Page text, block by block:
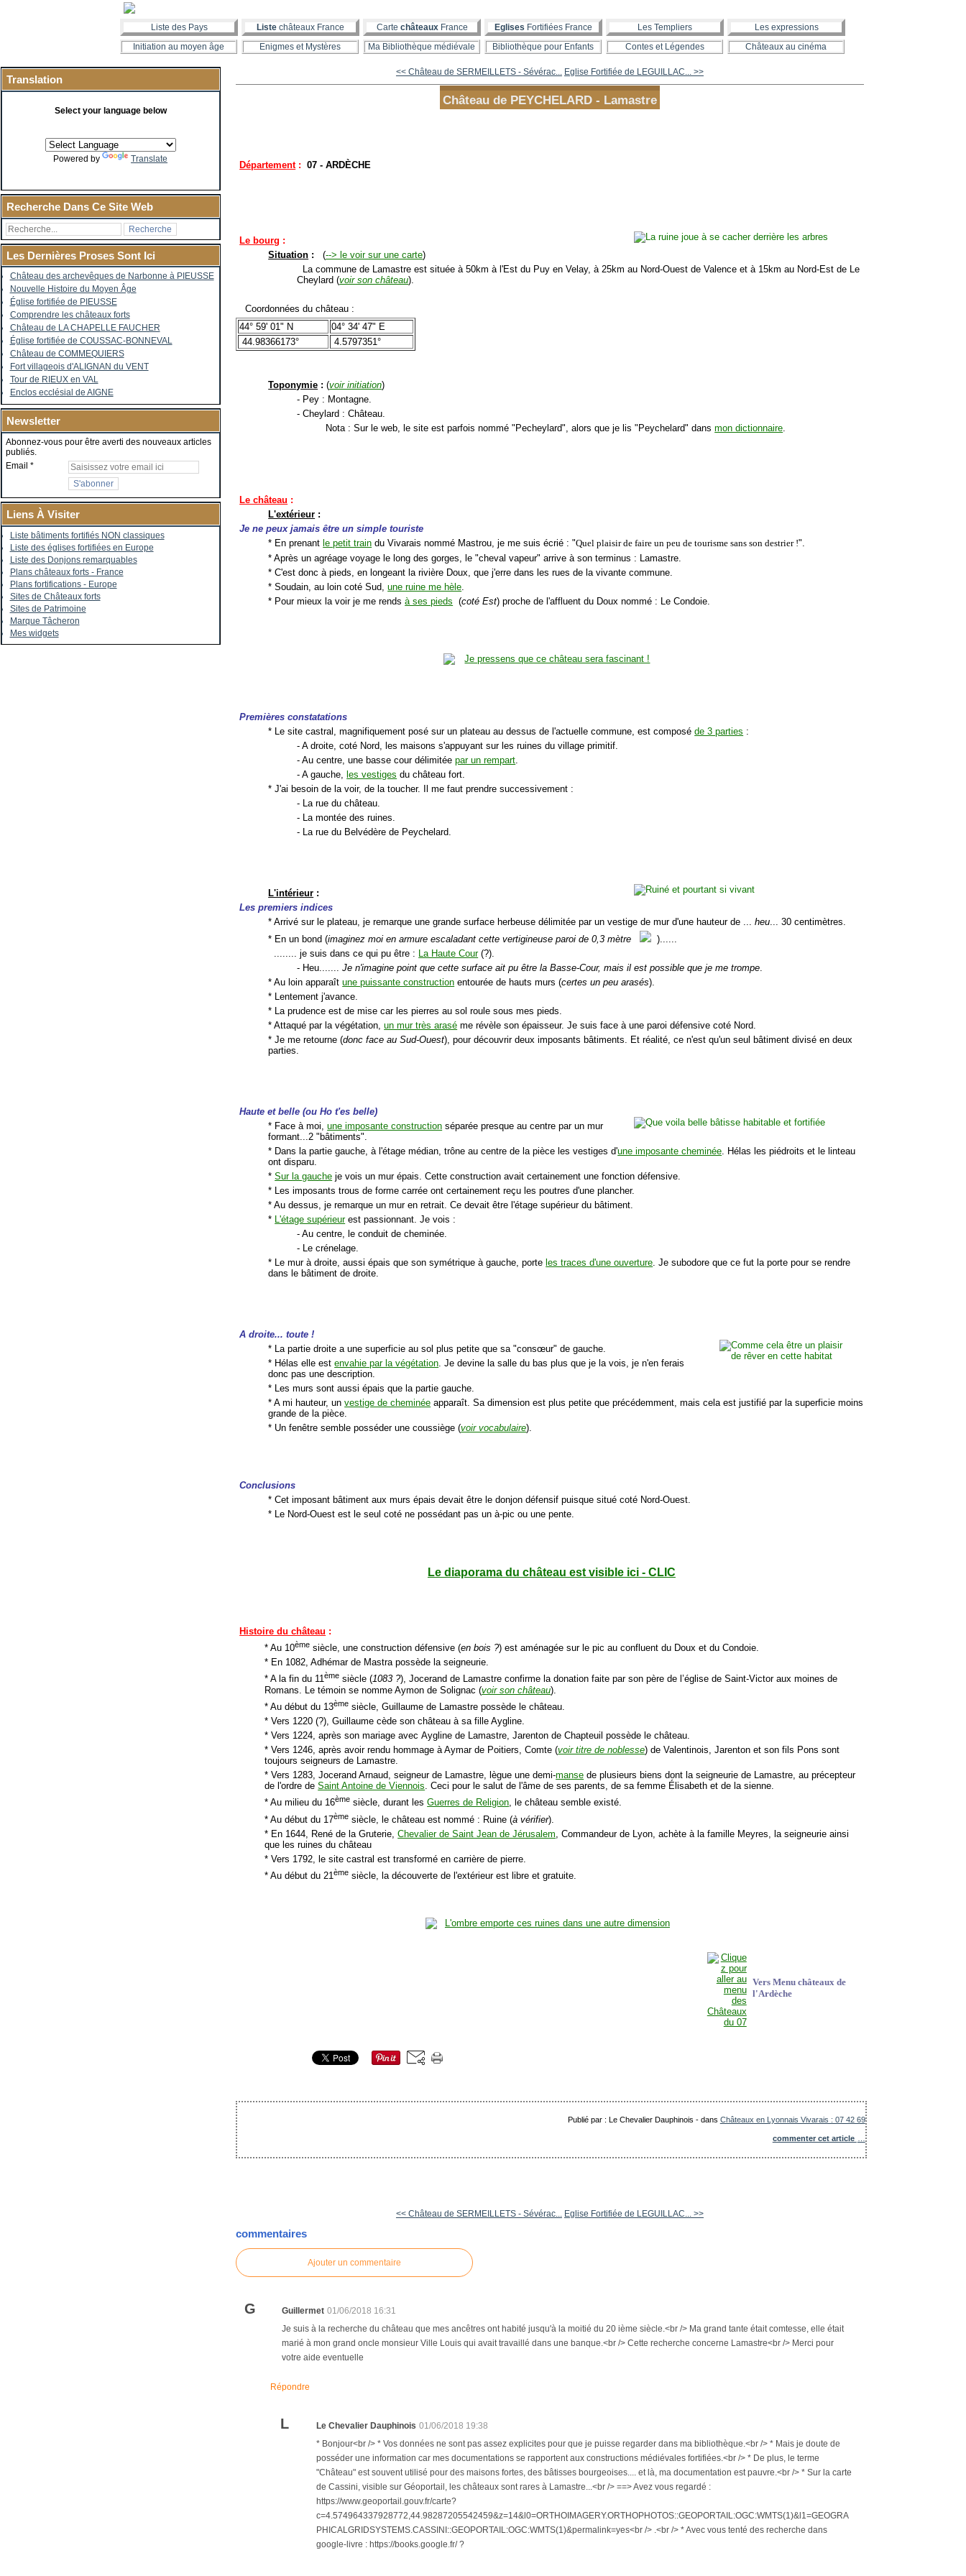
Liste des Pays Liste châteaux France Carte châteauxFrance Eglises Fortifiées France Les Templiers
Les expressions
Initiation au moyen âge
Enigmes et Mystères Ma Bibliothèque médiévale Bibliothèque pour Enfants Contes et Légendes Châteaux au cinéma
Translation
Select your language below
Powered by Translate
Recherche Dans Ce Site Web
Les Dernières Proses Sont Ici
Château des archevêques de Narbonne à PIEUSSE
Nouvelle Histoire du Moyen Âge
Église fortifiée de PIEUSSE
Comprendre les châteaux forts
Château de LA CHAPELLE FAUCHER
Église fortifiée de COUSSAC-BONNEVAL
Château de COMMEQUIERS
Fort villageois d'ALIGNAN du VENT
Tour de RIEUX en VAL
Enclos ecclésial de AIGNE
Newsletter
Abonnez-vous pour être averti des nouveaux articles
publiés.
Email
Liens À Visiter
Liste bâtiments fortifiés NON classiques
Liste des églises fortifiées en Europe
Liste des Donjons remarquables
Plans châteaux forts - France
Plans fortifications - Europe
Sites de Châteaux forts
Sites de Patrimoine
Marque Tâcheron
Mes widgets
<< Château de SERMEILLETS - Sévérac... Eglise Fortifiée de LEGUILLAC... >>
Château de PEYCHELARD - Lamastre
Département: 07 - ARDÈCHE
Le bourg :
Situation : (--> le voir sur une carte)
La commune de Lamastre est située à 50km à l'Est du Puy en Velay, à 25km au Nord-Ouest de Valence et à 15km au Nord-Est de Le
Cheylard (voir son château).
Coordonnées du château :
44° 59' 01" N
04° 34' 47" E
44.98366173°
4.5797351°
Toponymie : (voir initiation)
- Pey : Montagne.
- Cheylard : Château.
Nota : Sur le web, le site est parfois nommé "Pecheylard", alors que je lis "Peychelard" dansmon dictionnaire
Le château :
L'extérieur :
Je ne peux jamais être un simple touriste
* En prenant le petit train du Vivarais nommé Mastrou, je me suis écrié : "Quel plaisir de faire un peu de tourisme sans son destrier !".
* Après un agréage voyage le long des gorges, le "cheval vapeur" arrive à son terminus : Lamastre.
* C'est donc à pieds, en longeant la rivière Doux, que j'erre dans les rues de la vivante commune.
* Soudain, au loin coté Sud,une ruine me hèle
* Pour mieux la voir je me rendsà ses pieds (coté Est) proche de l'affluent du Doux nommé : Le Condoie.
Premières constatations
* Le site castral, magnifiquement posé sur un plateau au dessus de l'actuelle commune, est composéde 3 parties :
- A droite, coté Nord, les maisons s'appuyant sur les ruines du village primitif.
- Au centre, une basse cour délimitéepar un rempart
- A gauche,
les vestiges du château fort.
* J'ai besoin de la voir, de la toucher. Il me faut prendre successivement :
- La rue du château.
- La montée des ruines.
- La rue du Belvédère de Peychelard.
L'intérieur :
Les premiers indices
* Arrivé sur le plateau, je remarque une grande surface herbeuse délimitée par un vestige de mur d'une hauteur de ...heu ... 30 centimètres.
* En un bond (imaginez moi en armure escaladant cette vertigineuse paroi de 0,3 mètre
)......
........ je suis dans ce qui pu être :
La Haute Cour(?).
- Heu.......Je n'imagine point que cette surface ait pu être la Basse-Cour, mais il est possible que je me trompe
* Au loin apparaîtune puissante construction entourée de hauts murs (certes un peu arasés).
* Lentement j'avance.
* La prudence est de mise car les pierres au sol roule sous mes pieds.
* Attaqué par la végétation,un mur très arasé me révèle son épaisseur. Je suis face à une paroi défensive coté Nord.
* Je me retourne (donc face au Sud-Ouest), pour découvrir deux imposants bâtiments. Et réalité, ce n'est qu'un seul bâtiment divisé en deux
parties.
Haute et belle (ou Ho t'es belle)
* Face à moi,une imposante construction séparée presque au centre par un mur
formant...2 "bâtiments".
* Dans la partie gauche, à l'étage médian, trône au centre de la pièce les vestiges d'une imposante cheminée . Hélas les piédroits et le linteau
ont disparu.
*Sur la gauche je vois un mur épais. Cette construction avait certainement une fonction défensive.
* Les imposants trous de forme carrée ont certainement reçu les poutres d'une plancher.
* Au dessus, je remarque un mur en retrait. Ce devait être l'étage supérieur du bâtiment.
*
L'étage supérieurest passionnant. Je vois :
- Au centre, le conduit de cheminée.
- Le crénelage.
* Le mur à droite, aussi épais que son symétrique à gauche, porte les traces d'une ouverture . Je subodore que ce fut la porte pour se rendre
dans le bâtiment de droite.
A droite... toute !
* La partie droite a une superficie au sol plus petite que sa "consœur" de gauche.
* Hélas elle estenvahie par la végétation . Je devine la salle du bas plus que je la vois, je n'en ferais
donc pas une description.
* Les murs sont aussi épais que la partie gauche.
* A mi hauteur, unvestige de cheminée apparaît. Sa dimension est plus petite que précédemment, mais cela est justifié par la superficie moins
grande de la pièce.
* Un fenêtre semble posséder une coussiège (voir vocabulaire).
Conclusions
* Cet imposant bâtiment aux murs épais devait être le donjon défensif puisque situé coté Nord-Ouest.
* Le Nord-Ouest est le seul coté ne possédant pas un à-pic ou une pente.
Le diaporama du château est visible ici - CLIC
Histoire du château :
* Au 10ème siècle, une construction défensive (en bois ?) est aménagée sur le pic au confluent du Doux et du Condoie.
* En 1082, Adhémar de Mastra possède la seigneurie.
* A la fin du 11ème siècle (1083 ?), Jocerand de Lamastre confirme la donation faite par son père de l’église de Saint-Victor aux moines de
Romans. Le témoin se nomme Aymon de Solignac (voir son château).
* Au début du 13ème siècle, Guillaume de Lamastre possède le château.
* Vers 1220 (?), Guillaume cède son château à sa fille Aygline.
* Vers 1224, après son mariage avec Aygline de Lamastre, Jarenton de Chapteuil possède le château.
* Vers 1246, après avoir rendu hommage à Aymar de Poitiers, Comte (voir titre de noblesse) de Valentinois, Jarenton et son fils Pons sont
toujours seigneurs de Lamastre.
* Vers 1283, Jocerand Arnaud, seigneur de Lamastre, lègue une demi-manse de plusieurs biens dont la seigneurie de Lamastre, au précepteur
de l'ordre deSaint Antoine de Viennois. Ceci pour le salut de l'âme de ses parents, de sa femme Élisabeth et de la sienne.
* Au milieu du 16ème siècle, durant lesGuerres de Religion, le château semble existé.
* Au début du 17ème siècle, le château est nommé : Ruine (à vérifier).
* En 1644, René de la Gruterie,Chevalier de Saint Jean de Jérusalem, Commandeur de Lyon, achète à la famille Meyres, la seigneurie ainsi
que les ruines du château
* Vers 1792, le site castral est transformé en carrière de pierre.
* Au début du 21ème siècle, la découverte de l'extérieur est libre et gratuite.
Vers Menu châteaux de
l'Ardèche
Publié par : Le Chevalier Dauphinois -dans Châteaux en Lyonnais Vivarais : 07 42 69
commenter cet article
<< Château de SERMEILLETS - Sévérac... Eglise Fortifiée de LEGUILLAC... >>
commentaires
Ajouter un commentaire
G Guillermet 01/06/2018 16:31
Je suis à la recherche du château que mes ancêtres ont habité jusqu'à la moitié du 20 ième siècle.<br /> Ma grand tante était comtesse, elle était
marié à mon grand oncle monsieur Ville Louis qui avait travaillé dans une banque.<br /> Cette recherche concerne Lamastre<br /> Merci pour
votre aide eventuelle
Répondre
L Le Chevalier Dauphinois 01/06/2018 19:38
* Bonjour<br /> * Vos données ne sont pas assez explicites pour que je puisse regarder dans ma bibliothèque.<br /> * Mais je doute de
posséder une information car mes documentations se rapportent aux constructions médiévales fortifiées.<br /> * De plus, le terme
"Château" est souvent utilisé pour des maisons fortes, des bâtisses bourgeoises.... et là, ma documentation est pauvre.<br /> * Sur la carte
de Cassini, visible sur Géoportail, les châteaux sont rares à Lamastre...<br /> ==> Avez vous regardé :
https://www.geoportail.gouv.fr/carte?
c=4.574964337928772,44.98287205542459&z=14&l0=ORTHOIMAGERY.ORTHOPHOTOS::GEOPORTAIL:OGC:WMTS(1)&l1=GEOGRA
PHICALGRIDSYSTEMS.CASSINI::GEOPORTAIL:OGC:WMTS(1)&permalink=yes<br /> .<br /> * Avec vous tenté des recherche dans
google-livre : https://books.google.fr/ ?